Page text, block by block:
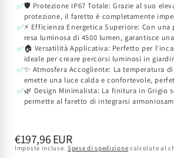
✅🛡️ Protezione IP67 Totale: Grazie al suo
protezione, il faretto è completamente
✅⚡ Efficienza Energetica Superiore: Con una
resa luminosa di 4500 lumen, garantisce
✅🏠 Versatilità Applicativa: Perfetto per
ideale per creare percorsi luminosi in
✅✨ Atmosfera Accogliente: La temperatura
emette una luce calda e confortevole,
✅🌿 Design Minimalista: La finitura in Grigio
permette al faretto di integrarsi
Prezzo
di
€197,96 EUR
Imposte incluse. Spese di spedizione calcolate al